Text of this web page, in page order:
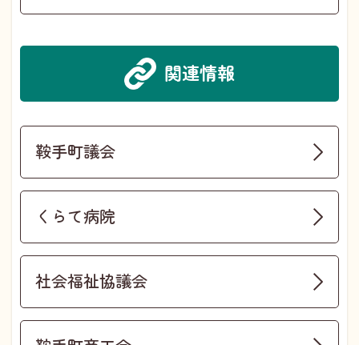
関連情報
鞍手町議会
くらて病院
社会福祉協議会